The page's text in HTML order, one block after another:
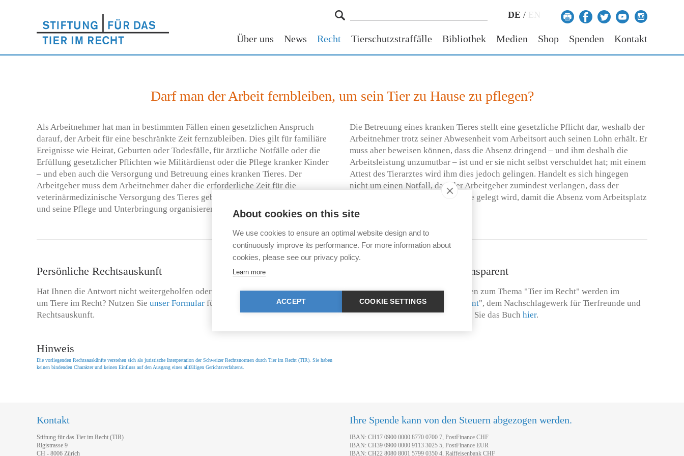
DE / EN
Über uns News Recht Tierschutzstraffälle Bibliothek Medien Shop Spenden Kontakt
Darf man der Arbeit fernbleiben, um sein Tier zu Hause zu pflegen?
Als Arbeitnehmer hat man in bestimmten Fällen einen gesetzlichen Anspruch
darauf, der Arbeit für eine beschränkte Zeit fernzubleiben. Dies gilt für familiäre
Ereignisse wie Heirat, Geburten oder Todesfälle, für ärztliche Notfälle oder die
Erfüllung gesetzlicher Pflichten wie Militärdienst oder die Pflege kranker Kinder
– und eben auch die Versorgung und Betreuung eines kranken Tieres. Der
Arbeitgeber muss dem Arbeitnehmer daher die erforderliche Zeit für die
veterinärmedizinische Versorgung des Tieres geben, in der er es behandeln lassen
und seine Pflege und Unterbringung organisieren kann.
Die Betreuung eines kranken Tieres stellt eine gesetzliche Pflicht dar, weshalb der
Arbeitnehmer trotz seiner Abwesenheit vom Arbeitsort auch seinen Lohn erhält. Er
muss aber beweisen können, dass die Absenz dringend – und ihm deshalb die
Arbeitsleistung unzumutbar – ist und er sie nicht selbst verschuldet hat; mit einem
Attest des Tierarztes wird ihm dies jedoch gelingen. Handelt es sich hingegen
nicht um einen Notfall, darf der Arbeitgeber zumindest verlangen, dass der
Tierarztbesuch in eine Randstunde gelegt wird, damit die Absenz vom Arbeitsplatz
so gering wie möglich ist.
Persönliche Rechtsauskunft
Hat Ihnen die Antwort nicht weitergeholfen oder haben Sie weitere Fragen rund
um Tiere im Recht? Nutzen Sie unser Formular für eine kostenlose
Rechtsauskunft.
Ratgeber Tier im Recht transparent
Die 500 häufigsten Fragestellungen zum Thema "Tier im Recht" werden im
Ratgeber " Tier im Recht transparent", dem Nachschlagewerk für Tierfreunde und
Tierhaltende, behandelt. Bestellen Sie das Buch hier.
Hinweis
Die vorliegenden Rechtsauskünfte verstehen sich als juristische Interpretation der Schweizer Rechtsnormen durch Tier im Recht (TIR). Sie haben
keinen bindenden Charakter und keinen Einfluss auf den Ausgang eines allfälligen Gerichtsverfahrens.
Kontakt
Stiftung für das Tier im Recht (TIR)
Rigistrasse 9
CH - 8006 Zürich
Ihre Spende kann von den Steuern abgezogen werden.
IBAN: CH17 0900 0000 8770 0700 7, PostFinance CHF
IBAN: CH39 0900 0000 9113 3025 5, PostFinance EUR
IBAN: CH22 8080 8001 5799 0350 4, Raiffeisenbank CHF
About cookies on this site
We use cookies to ensure an optimal website design and to
continuously improve its performance. For more information about
cookies, please see our privacy policy.
Learn more
ACCEPT COOKIE SETTINGS